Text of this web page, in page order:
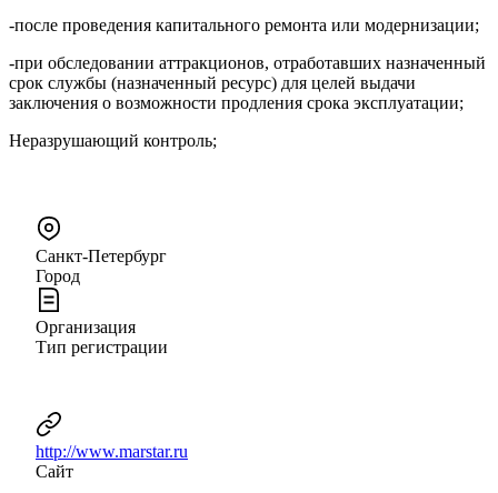
-после проведения капитального ремонта или модернизации;
-при обследовании аттракционов, отработавших назначенный
срок службы (назначенный ресурс) для целей выдачи
заключения о возможности продления срока эксплуатации;
Неразрушающий контроль;
Санкт-Петербург
Город
Организация
Тип регистрации
http://www.marstar.ru
Сайт